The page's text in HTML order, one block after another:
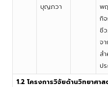
บุญภวา
พ
กิ
ชี
จ
ส
ป
1.2 โครงการวิจัยด้านวิทยาศา